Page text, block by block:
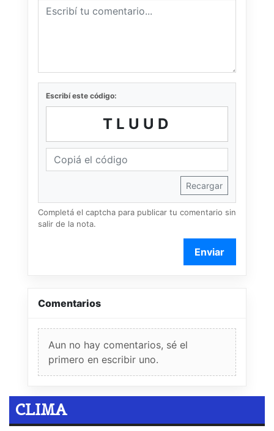
Escribí este código:
TLUUD
Recargar
Completá el captcha para publicar tu comentario sin
salir de la nota.
Enviar
Comentarios
Aun no hay comentarios, sé el
primero en escribir uno.
CLIMA